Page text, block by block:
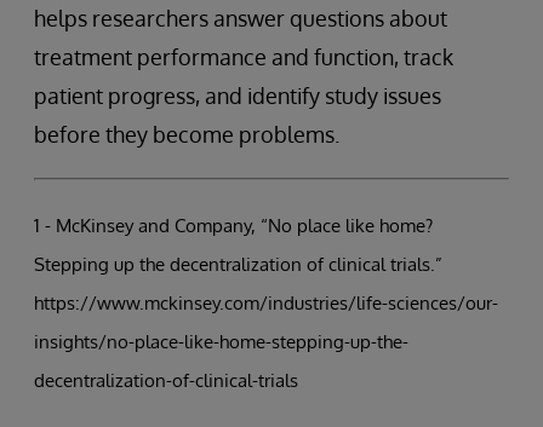
helps researchers answer questions about
treatment performance and function, track
patient progress, and identify study issues
before they become problems.
1 - McKinsey and Company, “No place like home?
Stepping up the decentralization of clinical trials.”
https://www.mckinsey.com/industries/life-sciences/our-
insights/no-place-like-home-stepping-up-the-
decentralization-of-clinical-trials